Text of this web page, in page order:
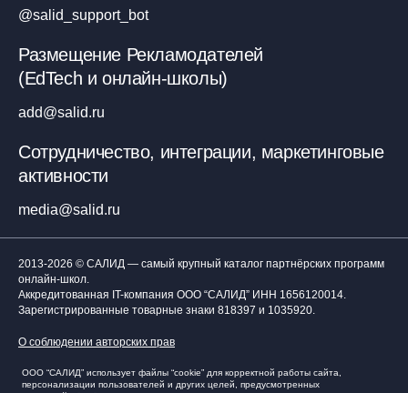
@salid_support_bot
Размещение Рекламодателей
(EdTech и онлайн-школы)
add@salid.ru
Сотрудничество, интеграции, маркетинговые
активности
media@salid.ru
2013-2026 © САЛИД — самый крупный каталог партнёрских программ
онлайн-школ.
Аккредитованная IT-компания ООО “САЛИД” ИНН 1656120014.
Зарегистрированные товарные знаки 818397 и 1035920.
О соблюдении авторских прав
ООО “САЛИД” использует файлы “cookie” для корректной работы сайта,
персонализации пользователей и других целей, предусмотренных